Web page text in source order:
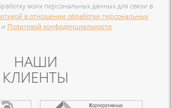
моих персональных данных для связи в
в отношении обработки персональных
и Политикой конфиденциальности
НАШИ
КЛИЕНТЫ